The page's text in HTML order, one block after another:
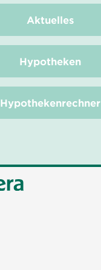
Aktuelles
Hypotheken
Hypothekenrechner